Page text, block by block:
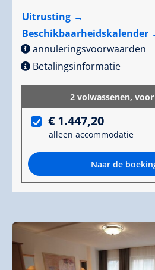
Uitrusting
Beschikbaarheidskalender
annuleringsvoorwaarden
Betalingsinformatie
2 volwassenen, voor
€ 1.447,20
alleen accommodatie
Naar de